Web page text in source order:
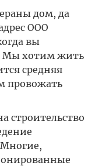
дом, да
ООО
вы
Мы хотим жить
средняя
провожать
строительство